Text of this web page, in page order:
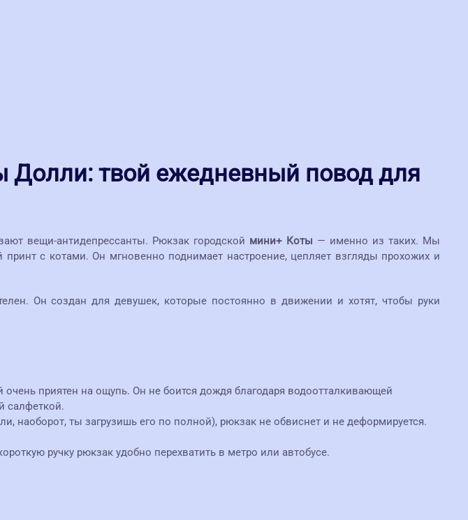
Долли: твой ежедневный повод для
вещи-антидепрессанты. Рюкзак городской мини+ Коты — именно из таких. Мы
с котами. Он мгновенно поднимает настроение, цепляет взгляды прохожих и
Он создан для девушек, которые постоянно в движении и хотят, чтобы руки
приятен на ощупь. Он не боится дождя благодаря водоотталкивающей
салфеткой.
наоборот, ты загрузишь его по полной), рюкзак не обвиснет и не деформируется.
ручку рюкзак удобно перехватить в метро или автобусе.